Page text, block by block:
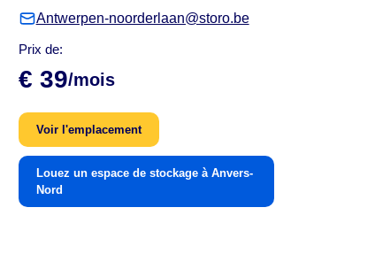
Antwerpen-noorderlaan@storo.be
Prix de:
€ 39/mois
Voir l'emplacement
Louez un espace de stockage à Anvers-
Nord